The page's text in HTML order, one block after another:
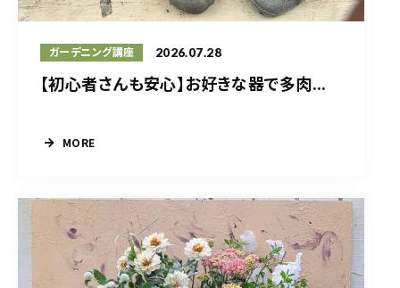
ガーデニング講座 2026.07.28
【初心者さんも安心】お好きな器で多肉...
MORE